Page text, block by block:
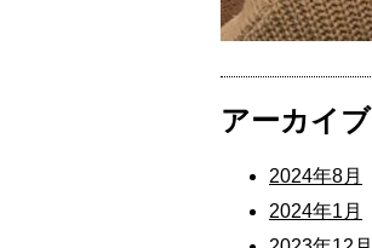
アーカイブ
2024年8月
2024年1月